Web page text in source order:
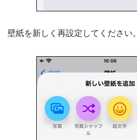
壁紙を新しく再設定してください。